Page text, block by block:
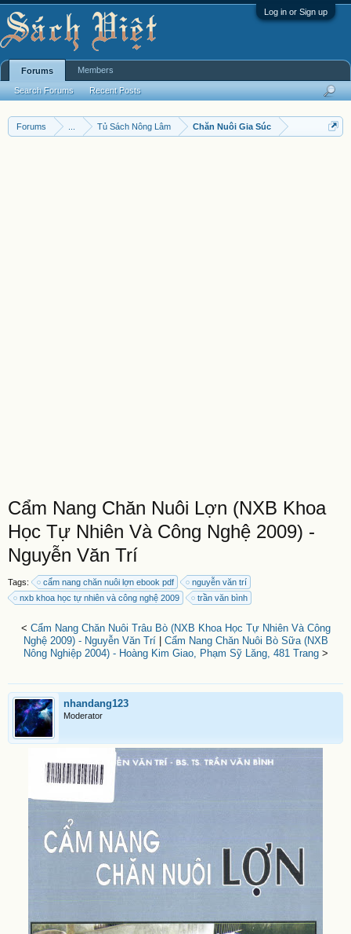
Log in or Sign up
Forums Tủ Sách Nông Lâm Chăn Nuôi Gia Súc
Cẩm Nang Chăn Nuôi Lợn (NXB Khoa
Học Tự Nhiên Và Công Nghệ 2009) -
Nguyễn Văn Trí
Tags: cẩm nang chăn nuôi lợn ebook pdf
nguyễn văn trí
nxb khoa học tự nhiên và công nghệ 2009
trần văn bình
< Cẩm Nang Chăn Nuôi Trâu Bò (NXB Khoa Học Tự Nhiên Và Công
Nghệ 2009) - Nguyễn Văn Trí| Cẩm Nang Chăn Nuôi Bò Sữa (NXB
Nông Nghiệp 2004) - Hoàng Kim Giao, Phạm Sỹ Lăng, 481 Trang>
nhandang123
Moderator
Forums
Search Forums Recent Posts
Members